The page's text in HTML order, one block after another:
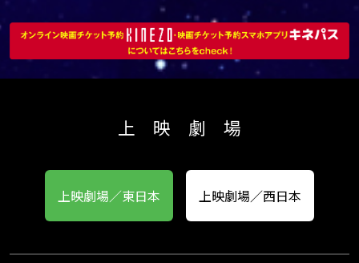
上 映 劇 場
上映劇場／東日本 上映劇場／西日本